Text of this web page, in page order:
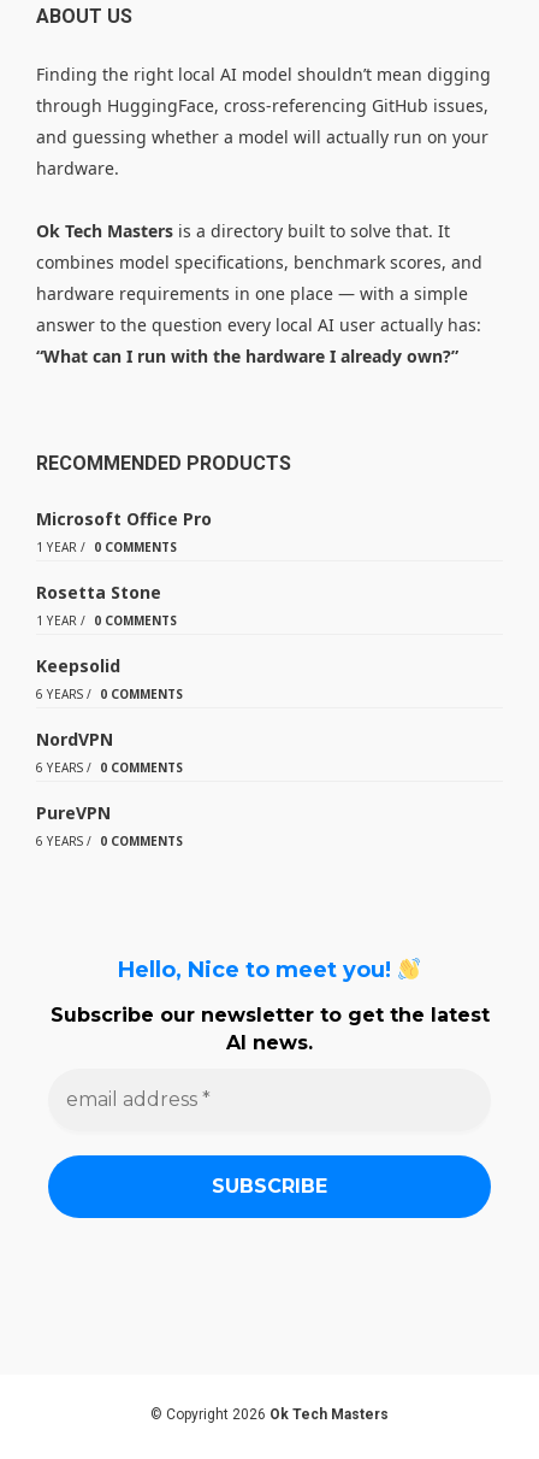
ABOUT US
Finding the right local AI model shouldn’t mean digging
through HuggingFace, cross-referencing GitHub issues,
and guessing whether a model will actually run on your
hardware.
Ok Tech Masters is a directory built to solve that. It
combines model specifications, benchmark scores, and
hardware requirements in one place — with a simple
answer to the question every local AI user actually has:
“What can I run with the hardware I already own?”
RECOMMENDED PRODUCTS
Microsoft Office Pro
1 YEAR / 0 COMMENTS
Rosetta Stone
1 YEAR / 0 COMMENTS
Keepsolid
6 YEARS / 0 COMMENTS
NordVPN
6 YEARS / 0 COMMENTS
PureVPN
6 YEARS / 0 COMMENTS
Hello, Nice to meet you!
Subscribe our newsletter to get the latest
AI news.
a
d
© Copyright 2026 Ok Tech Masters